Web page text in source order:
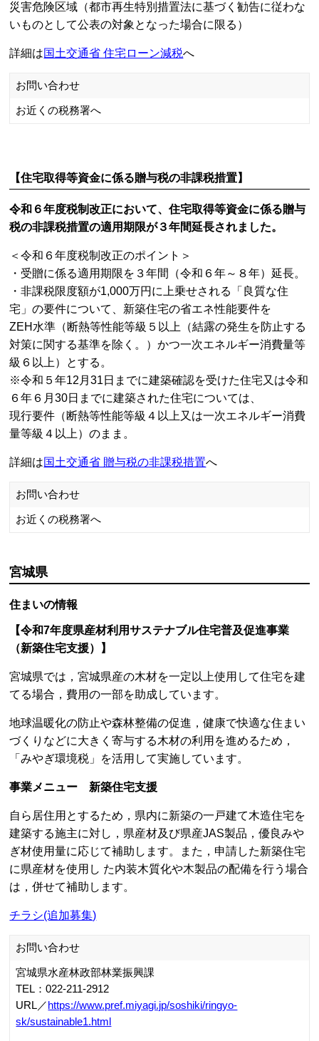
災害危険区域（都市再生特別措置法に基づく勧告に従わな
いものとして公表の対象となった場合に限る）
詳細は国土交通省 住宅ローン減税へ
お問い合わせ
お近くの税務署へ
【住宅取得等資金に係る贈与税の非課税措置】
令和６年度税制改正において、住宅取得等資金に係る贈与
税の非課税措置の適用期限が３年間延長されました。
＜令和６年度税制改正のポイント＞
・受贈に係る適用期限を３年間（令和６年～８年）延長。
・非課税限度額が1,000万円に上乗せされる「良質な住
宅」の要件について、新築住宅の省エネ性能要件を
ZEH水準（断熱等性能等級５以上（結露の発生を防止する
対策に関する基準を除く。）かつ一次エネルギー消費量等
級６以上）とする。
※令和５年12月31日までに建築確認を受けた住宅又は令和
６年６月30日までに建築された住宅については、
現行要件（断熱等性能等級４以上又は一次エネルギー消費
量等級４以上）のまま。
詳細は国土交通省 贈与税の非課税措置へ
お問い合わせ
お近くの税務署へ
宮城県
住まいの情報
【令和7年度県産材利用サステナブル住宅普及促進事業
（新築住宅支援）
】
宮城県では，宮城県産の木材を一定以上使用して住宅を建
てる場合，費用の一部を助成しています。
地球温暖化の防止や森林整備の促進，健康で快適な住まい
づくりなどに大きく寄与する木材の利用を進めるため，
「みやぎ環境税」を活用して実施しています。
事業メニュー 新築住宅支援
自ら居住用とするため，県内に新築の一戸建て木造住宅を
建築する施主に対し，県産材及び県産JAS製品，優良みや
ぎ材使用量に応じて補助します。また，申請した新築住宅
に県産材を使用し た内装木質化や木製品の配備を行う場合
は，併せて補助します。
チラシ(追加募集)
お問い合わせ
宮城県水産林政部林業振興課
TEL：022-211-2912
URL／ https://www.pref.miyagi.jp/soshiki/ringyo-
sk/sustainable1.html